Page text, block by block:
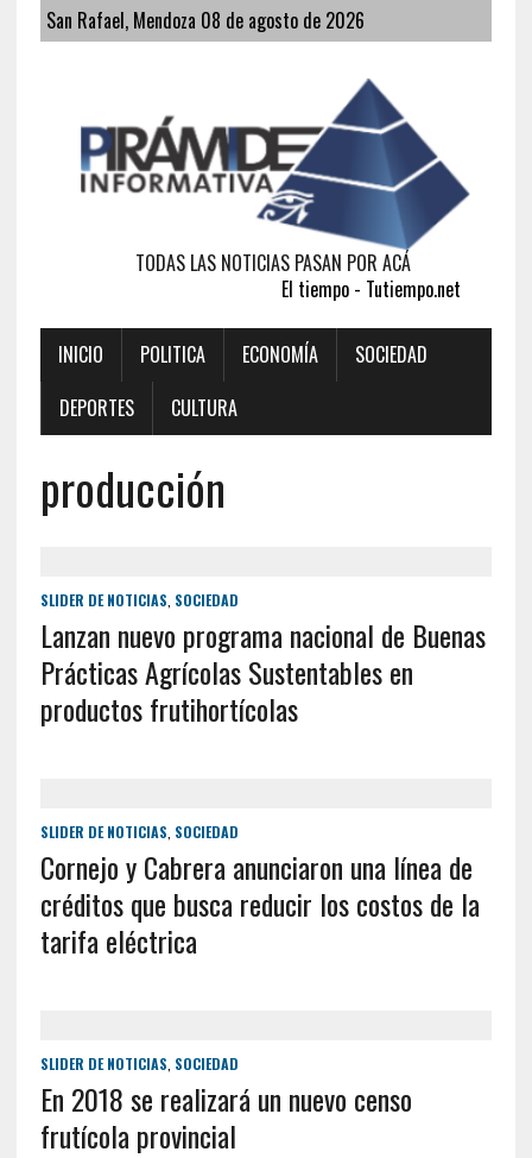
San Rafael, Mendoza 08 de agosto de 2026
TODAS LAS NOTICIAS PASAN POR ACÁ
El tiempo - Tutiempo.net
INICIO POLITICA ECONOMÍA
SOCIEDAD
DEPORTES
CULTURA
producción
SLIDER DE NOTICIAS SOCIEDAD
Lanzan nuevo programa nacional de Buenas
Prácticas Agrícolas Sustentables en
productos frutihortícolas
SLIDER DE NOTICIAS SOCIEDAD
Cornejo y Cabrera anunciaron una línea de
créditos que busca reducir los costos de la
tarifa eléctrica
SLIDER DE NOTICIAS SOCIEDAD
En 2018 se realizará un nuevo censo
frutícola provincial